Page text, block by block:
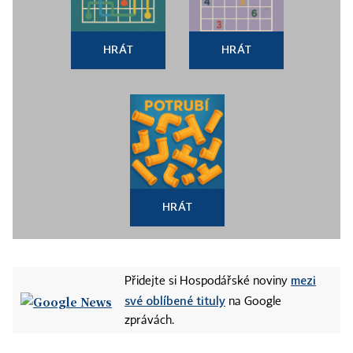
HRÁT HRÁT
HRÁT
Přidejte si Hospodářské noviny mezi
své oblíbené tituly na Google
zprávách.